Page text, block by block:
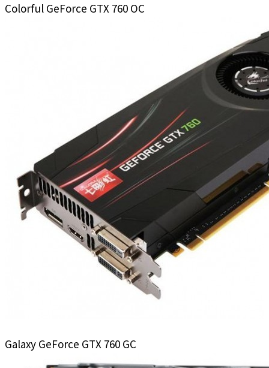
Colorful GeForce GTX 760 OC
Galaxy GeForce GTX 760 GC